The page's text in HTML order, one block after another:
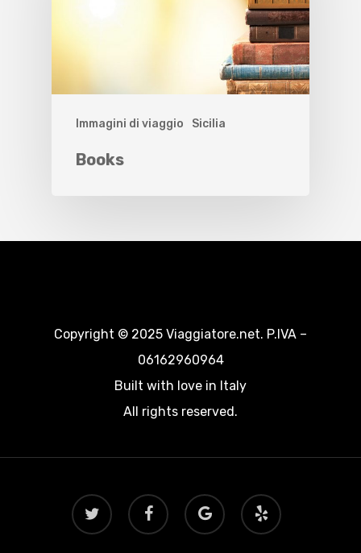
Immagini di viaggio Sicilia
Books
Copyright © 2025 Viaggiatore.net. P.IVA –
06162960964
Built with love in Italy
All rights reserved.
twitter facebook
google-
plus
yelp